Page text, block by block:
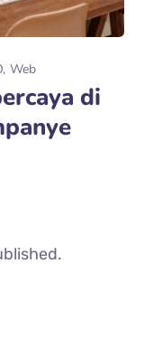
Web
di